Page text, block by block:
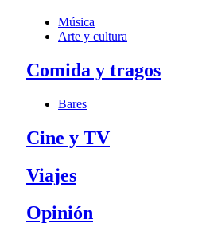
Música
Arte y cultura
Comida y tragos
Bares
Cine y TV
Viajes
Opinión